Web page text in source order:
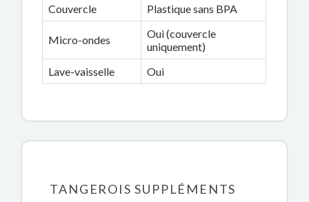
Couvercle
Plastique sans BPA
Micro-ondes
Oui (couvercle
uniquement)
Lave-vaisselle
Oui
TANGEROIS SUPPLÉMENTS